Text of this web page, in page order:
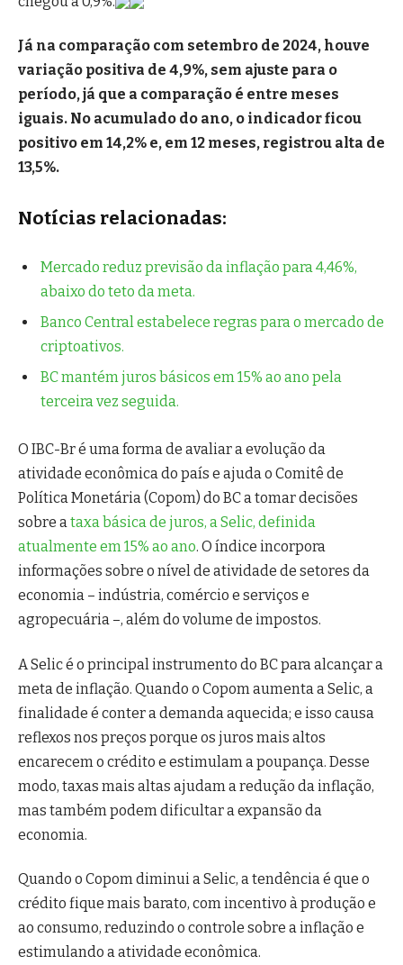
Já na comparação com setembro de 2024, houve
variação positiva de 4,9%, sem ajuste para o
período, já que a comparação é entre meses
iguais. No acumulado do ano, o indicador ficou
positivo em 14,2% e, em 12 meses, registrou alta de
13,5%.
Notícias relacionadas:
Mercado reduz previsão da inflação para 4,46%,
abaixo do teto da meta.
Banco Central estabelece regras para o mercado de
criptoativos.
BC mantém juros básicos em 15% ao ano pela
terceira vez seguida.
O IBC-Br é uma forma de avaliar a evolução da
atividade econômica do país e ajuda o Comitê de
Política Monetária (Copom) do BC a tomar decisões
sobre ataxa básica de juros, a Selic, definida
atualmente em 15% ao ano. O índice incorpora
informações sobre o nível de atividade de setores da
economia – indústria, comércio e serviços e
agropecuária –, além do volume de impostos.
A Selic é o principal instrumento do BC para alcançar a
meta de inflação. Quando o Copom aumenta a Selic, a
finalidade é conter a demanda aquecida; e isso causa
reflexos nos preços porque os juros mais altos
encarecem o crédito e estimulam a poupança. Desse
modo, taxas mais altas ajudam a redução da inflação,
mas também podem dificultar a expansão da
economia.
Quando o Copom diminui a Selic, a tendência é que o
crédito fique mais barato, com incentivo à produção e
ao consumo, reduzindo o controle sobre a inflação e
estimulando a atividade econômica.